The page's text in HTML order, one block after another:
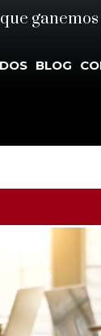
ganemos
BLOG